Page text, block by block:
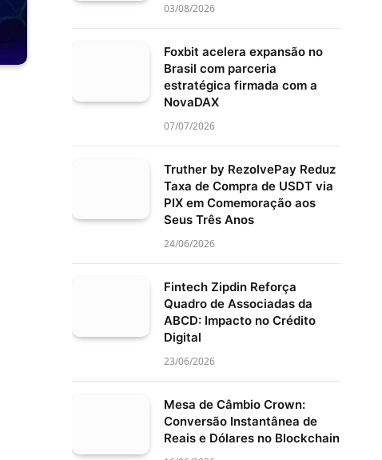
03/08/2026
Foxbit acelera expansão no
Brasil com parceria
estratégica firmada com a
NovaDAX
07/07/2026
Truther by RezolvePay Reduz
Taxa de Compra de USDT via
PIX em Comemoração aos
Seus Três Anos
24/06/2026
Fintech Zipdin Reforça
Quadro de Associadas da
ABCD: Impacto no Crédito
Digital
23/06/2026
Mesa de Câmbio Crown:
Conversão Instantânea de
Reais e Dólares no Blockchain